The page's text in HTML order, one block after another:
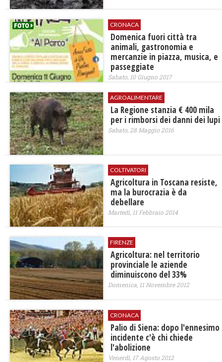
CRONACA
Domenica fuori città tra
animali, gastronomia e
mercanzie in piazza, musica, e
passeggiate
Sabato, 10 Giugno 2017
AGROALIMENTARE
La Regione stanzia € 400 mila
per i rimborsi dei danni dei lupi
Sabato, 28 Maggio 2016
COLTIVATORI
Agricoltura in Toscana resiste,
ma la burocrazia è da
debellare
Martedì, 11 Febbraio 2014
FIRENZE
Agricoltura: nel territorio
provinciale le aziende
diminuiscono del 33%
Domenica, 11 Novembre 2012
CRONACA
Palio di Siena: dopo l'ennesimo
incidente c'è chi chiede
l'abolizione
Venerdì, 17 Agosto 2012